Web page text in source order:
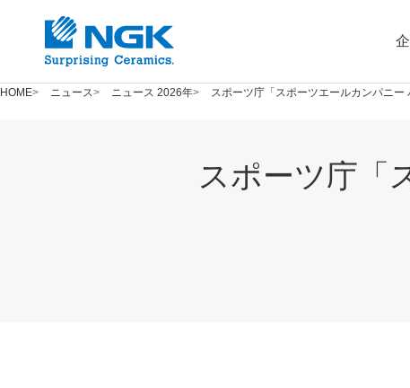
HOME ニュース ニュース 2026年 スポーツ庁「スポーツエールカンパニー
スポーツ庁「